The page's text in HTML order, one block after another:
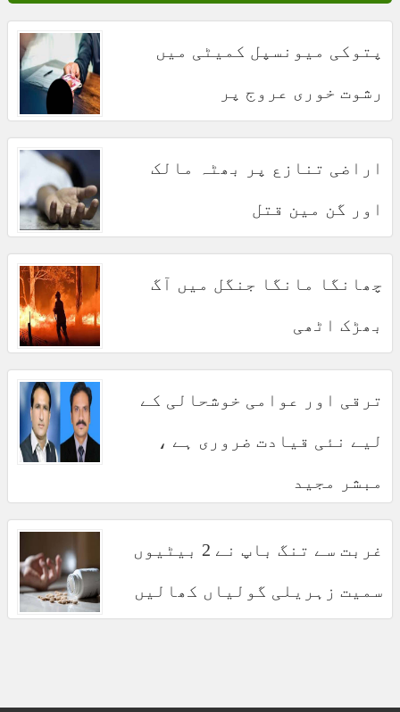
پتوکی میونسپل کمیٹی میں
رشوت خوری عروج پر
اراضی تنازع پر بھٹہ مالک
اور گن مین قتل
چھانگا مانگا جنگل میں آگ
بھڑک اٹھی
ترقی اور عوامی خوشحالی کے
لیے نئی قیادت ضروری ہے ،
مبشر مجید
غربت سے تنگ باپ نے 2 بیٹیوں
سمیت زہریلی گولیاں کھالیں